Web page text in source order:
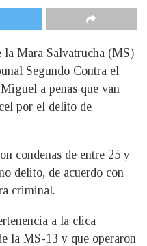
Mara Salvatrucha (MS)
Segundo Contra el
a penas que van
por el delito de
condenas de entre 25 y
delito, de acuerdo con
criminal.
a la clica
la MS-13 y que operaron